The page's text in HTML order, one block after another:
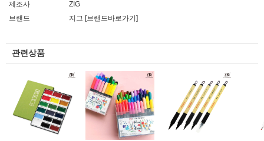
제조사
ZIG
브랜드
지그 [브랜드바로가기]
관련상품